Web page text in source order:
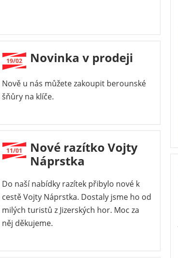
19/02 Novinka v prodeji
Nově u nás můžete zakoupit berounské
šňůry na klíče.
11/01
Nové razítko Vojty
Náprstka
Do naší nabídky razítek přibylo nové k
cestě Vojty Náprstka. Dostaly jsme ho od
milých turistů z Jizerských hor. Moc za
něj děkujeme.